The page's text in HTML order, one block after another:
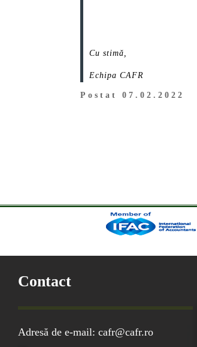
Cu stimă,
Echipa CAFR
Postat 07.02.2022
Contact
Adresă de e-mail: cafr@cafr.ro